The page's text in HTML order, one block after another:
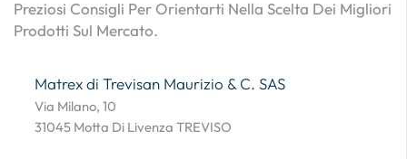
Preziosi Consigli Per Orientarti Nella Scelta Dei Migliori
Prodotti Sul Mercato.
Matrex di Trevisan Maurizio & C. SAS
Via Milano, 10
31045 Motta Di Livenza TREVISO